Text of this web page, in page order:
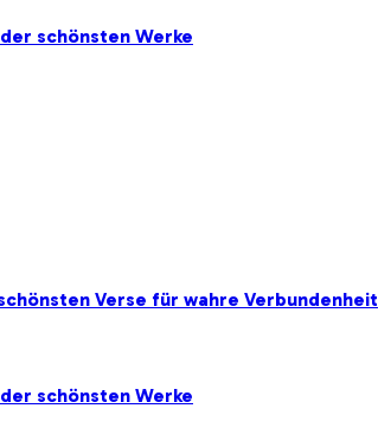
schönsten Werke
Verse für wahre Verbundenheit
schönsten Werke